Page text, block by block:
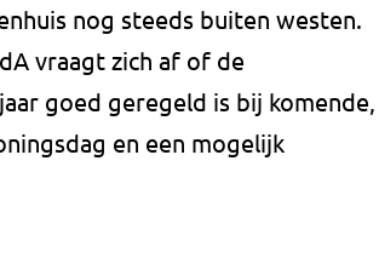
nog steeds buiten westen.
vraagt zich af of de
goed geregeld is bij komende,
en een mogelijk